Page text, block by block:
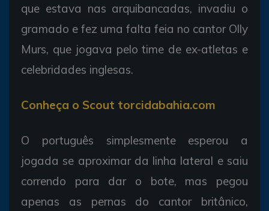
que estava nas arquibancadas, invadiu o
gramado e fez uma falta feia no cantor Olly
Murs, que jogava pelo time de ex-atletas e
celebridades inglesas.
Conheça o Scout torcidabahia.com
O português simplesmente esperou a
jogada se aproximar da linha lateral e saiu
correndo para dar o bote, mas pegou
apenas as pernas do cantor britânico,